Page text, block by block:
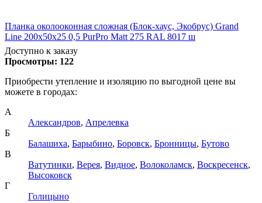
Планка околооконная сложная (Блок-хаус, Экобрус) Grand
Line 200х50х25 0,5 PurPro Matt 275 RAL 8017 ш
Доступно к заказу
Просмотры: 122
Приобрести утепление и изоляцию по выгодной цене вы
можете в городах:
А
Александров, Апрелевка
Б
Балашиха, Барыбино, Боровск, Бронницы, Бутово
В
Ватутинки, Верея, Видное, Волоколамск, Воскресенск,
Высоковск
Г
Голицыно